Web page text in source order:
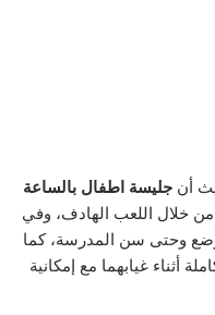
أن جليسة اطفال بالساعة
خلال اللعب الهادف، وفي
وحتى سن المدرسة، كما
أثناء غيابهما مع إمكانية